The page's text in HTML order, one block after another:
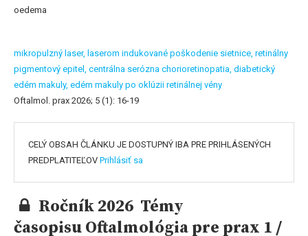
oedema
mikropulzný laser, laserom indukované poškodenie sietnice, retinálny
pigmentový epitel, centrálna serózna chorioretinopatia, diabetický
edém makuly, edém makuly po oklúzii retinálnej vény
Oftalmol. prax 2026; 5 (1): 16-19
CELÝ OBSAH ČLÁNKU JE DOSTUPNÝ IBA PRE PRIHLÁSENÝCH
PREDPLATITEĽOV Prihlásiť sa
Ročník 2026 Témy
časopisu Oftalmológia pre prax 1 /